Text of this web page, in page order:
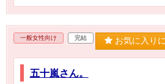
一般女性向け 完結 お気に入り
五十嵐さん。